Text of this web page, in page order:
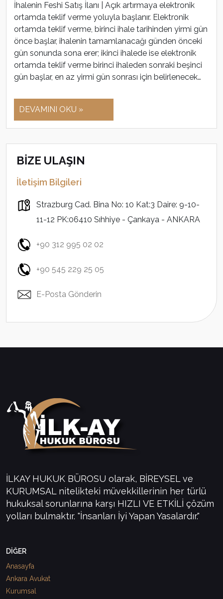
İhalenin Feshi Satış İlanı | Açık artırmaya elektronik
ortamda teklif verme yoluyla başlanır. Elektronik
ortamda teklif verme, birinci ihale tarihinden yirmi gün
önce başlar, ihalenin tamamlanacağı günden önceki
gün sonunda sona erer; ikinci ihalede ise elektronik
ortamda teklif verme birinci ihaleden sonraki beşinci
gün başlar, en az yirmi gün sonrası için belirlenecek…
DEVAMINI OKU »
BİZE ULAŞIN
İletişim Bilgileri
Strazburg Cad. Bina No: 10 Kat:3 Daire: 9-10-
11-12 PK:06410 Sıhhiye - Çankaya - ANKARA
+90 312 995 02 02
+90 545 229 25 05
E-Posta Gönderin
İLKAY HUKUK BÜROSU olarak, BİREYSEL ve
KURUMSAL nitelikteki müvekkillerinin her türlü
hukuksal sorunlarına karşı HIZLI VE ETKİLİ çözüm
yolları bulmaktır. "İnsanları İyi Yapan Yasalardır."
DİĞER
Anasayfa
Ankara Avukat
Kurumsal